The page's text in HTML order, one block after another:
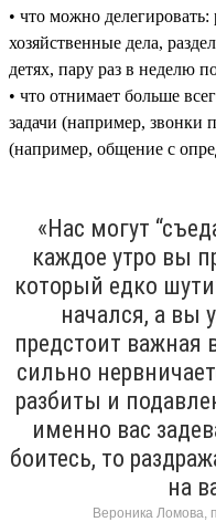
• что можно
хозяйственные дела,
детях, пару раз в неделю
• что отнимает больше
задачи (например, звонки
(например, общение с
«Нас могут
каждое утро вы
который едко
начался, а вы
предстоит важная
сильно
разбиты и
именно вас
боитесь, то
на
Вероника Ломова,